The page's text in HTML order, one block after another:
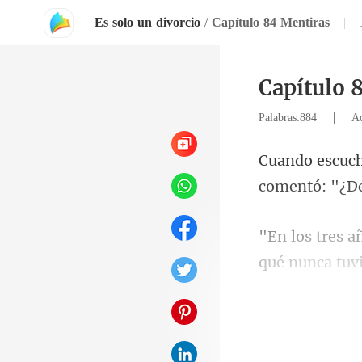
Es solo un divorcio / Capítulo 84 Mentiras |
Capítulo
Palabras:884 |
comentó:
qué nunca